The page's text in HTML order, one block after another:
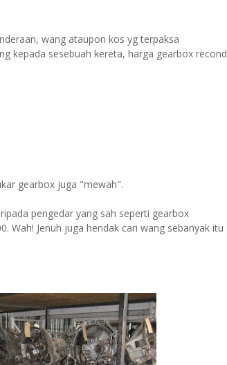
wang ataupon kos yg terpaksa
kepada sesebuah kereta, harga gearbox recond
gearbox juga "mewah".
pengedar yang sah seperti gearbox
Wah! Jenuh juga hendak cari wang sebanyak itu